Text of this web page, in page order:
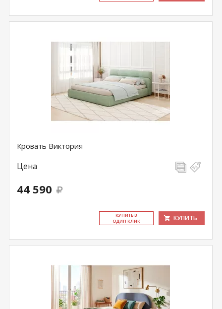
Кровать Виктория
Цена
44 590
КУ­ПИТЬ В
ОДИН КЛИК
КУПИТЬ